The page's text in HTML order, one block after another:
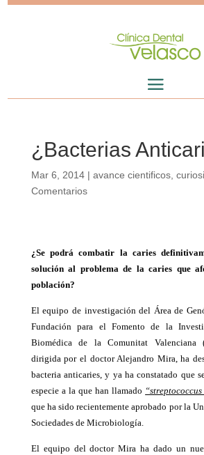
¿Bacterias
Mar 6, 2014| avance cientificos,
Comentarios
¿Se podrá combatir la caries
solución al problema de la caries que
población?
El equipo de investigación del Área de
Fundación para el Fomento de la
Biomédica de la Comunitat Valenciana
dirigida por el doctor Alejandro Mira, ha
bacteria anticaries, y ya ha constatado que
especie a la que han llamado
que ha sido recientemente aprobado por la
Sociedades de Microbiología.
El equipo del doctor Mira ha dado un